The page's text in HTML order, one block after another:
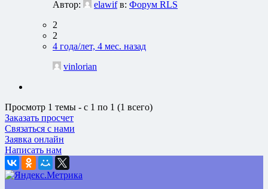
Автор:
elawif в: Форум RLS
2
2
4 года/лет, 4 мес. назад
vinlorian
Просмотр 1 темы - с 1 по 1 (1 всего)
Заказать просчет
Связаться с нами
Заявка онлайн
Написать нам